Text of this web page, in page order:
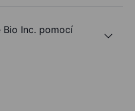
Bio Inc. pomocí